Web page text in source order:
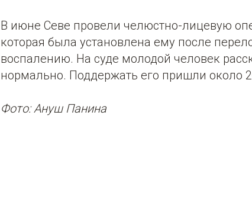
В июне Севе провели челюстно-лицевую
которая была установлена ему после
воспалению. На суде молодой человек
нормально. Поддержать его пришли около
Фото: Ануш Панина